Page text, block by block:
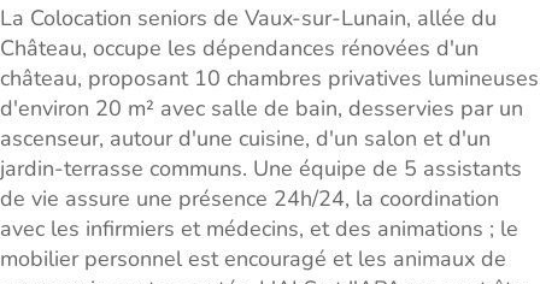
La Colocation seniors de Vaux-sur-Lunain, allée du
Château, occupe les dépendances rénovées d'un
château, proposant 10 chambres privatives lumineuses
d'environ 20 m² avec salle de bain, desservies par un
ascenseur, autour d'une cuisine, d'un salon et d'un
jardin-terrasse communs. Une équipe de 5 assistants
de vie assure une présence 24h/24, la coordination
avec les infirmiers et médecins, et des animations ; le
mobilier personnel est encouragé et les animaux de